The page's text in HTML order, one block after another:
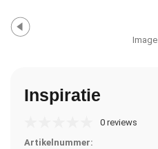
Image
Inspiratie
0 reviews
Artikelnummer: